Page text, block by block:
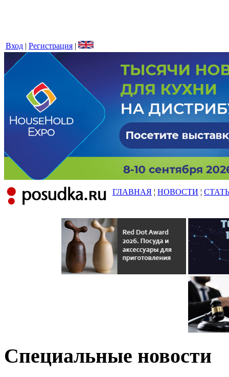
Вход | Регистрация |
ГЛАВНАЯ ¦ НОВОСТИ ¦
Специальные новости